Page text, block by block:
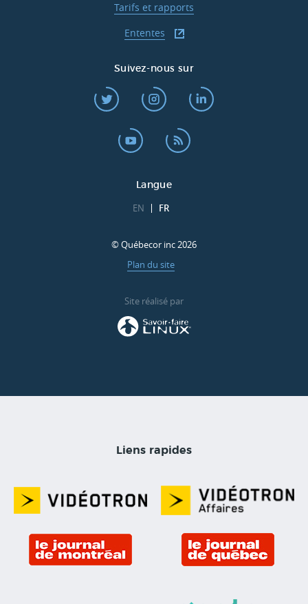
Tarifs et rapports
Ententes
Suivez-nous sur
Langue
EN FR
© Québecor inc 2026
Plan du site
Site réalisé par
Liens rapides